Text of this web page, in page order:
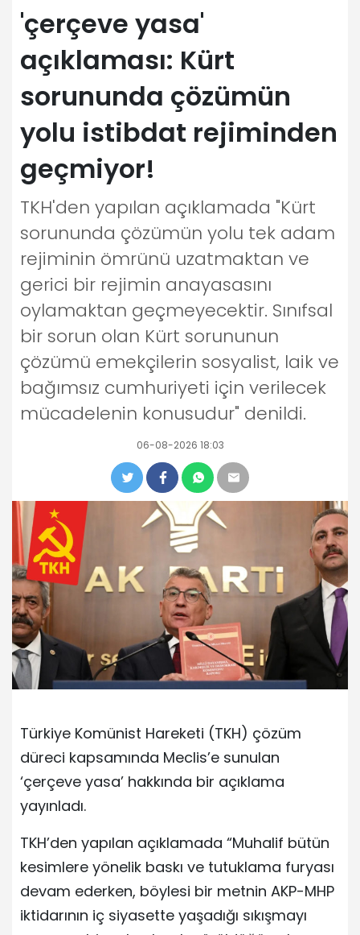
'çerçeve yasa'
açıklaması: Kürt
sorununda çözümün
yolu istibdat rejiminden
geçmiyor!
TKH'den yapılan açıklamada "Kürt
sorununda çözümün yolu tek adam
rejiminin ömrünü uzatmaktan ve
gerici bir rejimin anayasasını
oylamaktan geçmeyecektir. Sınıfsal
bir sorun olan Kürt sorununun
çözümü emekçilerin sosyalist, laik ve
bağımsız cumhuriyeti için verilecek
mücadelenin konusudur" denildi.
06-08-2026 18:03
Türkiye Komünist Hareketi (TKH) çözüm
düreci kapsamında Meclis’e sunulan
‘çerçeve yasa’ hakkında bir açıklama
yayınladı.
TKH’den yapılan açıklamada “Muhalif bütün
kesimlere yönelik baskı ve tutuklama furyası
devam ederken, böylesi bir metnin AKP-MHP
iktidarının iç siyasette yaşadığı sıkışmayı